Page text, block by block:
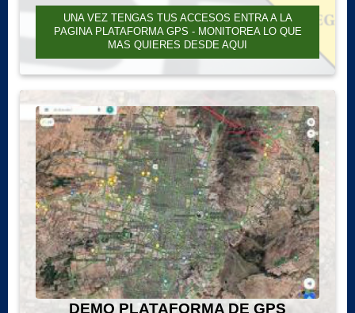
UNA VEZ TENGAS TUS ACCESOS ENTRA A LA
PAGINA PLATAFORMA GPS - MONITOREA LO QUE
MAS QUIERES DESDE AQUI
DEMO PLATAFORMA DE GPS